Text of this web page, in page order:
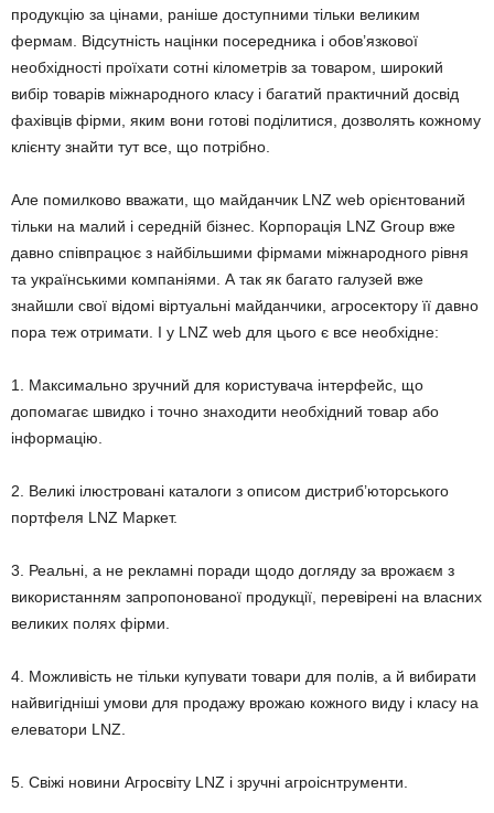
продукцію за цінами, раніше доступними тільки великим
фермам. Відсутність націнки посередника і обов’язкової
необхідності проїхати сотні кілометрів за товаром, широкий
вибір товарів міжнародного класу і багатий практичний досвід
фахівців фірми, яким вони готові поділитися, дозволять кожному
клієнту знайти тут все, що потрібно.
Але помилково вважати, що майданчик LNZ web орієнтований
тільки на малий і середній бізнес. Корпорація LNZ Group вже
давно співпрацює з найбільшими фірмами міжнародного рівня
та українськими компаніями. А так як багато галузей вже
знайшли свої відомі віртуальні майданчики, агросектору її давно
пора теж отримати. І у LNZ web для цього є все необхідне:
1. Максимально зручний для користувача інтерфейс, що
допомагає швидко і точно знаходити необхідний товар або
інформацію.
2. Великі ілюстровані каталоги з описом дистриб’юторського
портфеля LNZ Маркет.
3. Реальні, а не рекламні поради щодо догляду за врожаєм з
використанням запропонованої продукції, перевірені на власних
великих полях фірми.
4. Можливість не тільки купувати товари для полів, а й вибирати
найвигідніші умови для продажу врожаю кожного виду і класу на
елеватори LNZ.
5. Свіжі новини Агросвіту LNZ і зручні агроіснтрументи.